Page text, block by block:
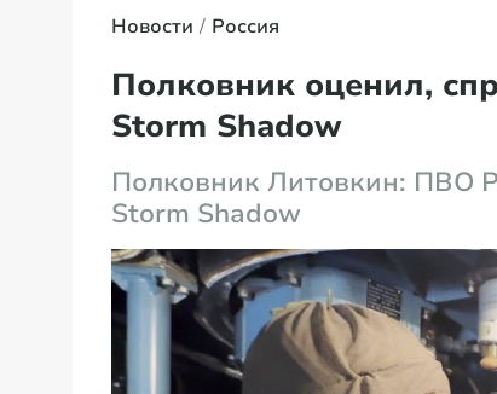
Новости Россия
Полковник оценил,
Storm Shadow
Полковник Литовкин: ПВО
Storm Shadow